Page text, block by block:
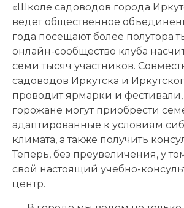
«Школе садоводов города
ведет общественное
года посещают более полутора
онлайн-сообщество клуба
семи тысяч участников.
садоводов Иркутска и
проводит ярмарки и фестивали,
горожане могут приобрести
адаптированные к условиям
климата, а также получить
Теперь, без преувеличения, у
свой настоящий учебно-
центр.